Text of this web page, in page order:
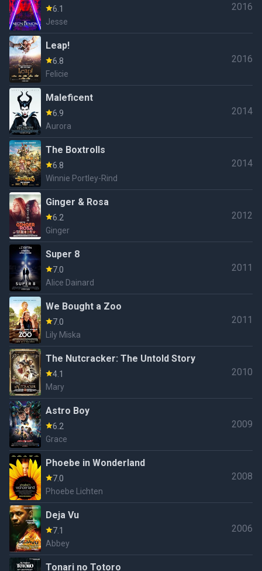
6.1
Jesse
2016
Leap!
6.8
Felicie
2016
Maleficent
6.9
Aurora
2014
The Boxtrolls
6.8
Winnie Portley-Rind
2014
Ginger & Rosa
6.2
Ginger
2012
Super 8
7.0
Alice Dainard
2011
We Bought a Zoo
7.0
Lily Miska
2011
The Nutcracker: The Untold Story
4.1
Mary
2010
Astro Boy
6.2
Grace
2009
Phoebe in Wonderland
7.0
Phoebe Lichten
2008
Deja Vu
7.1
Abbey
2006
Tonari no Totoro